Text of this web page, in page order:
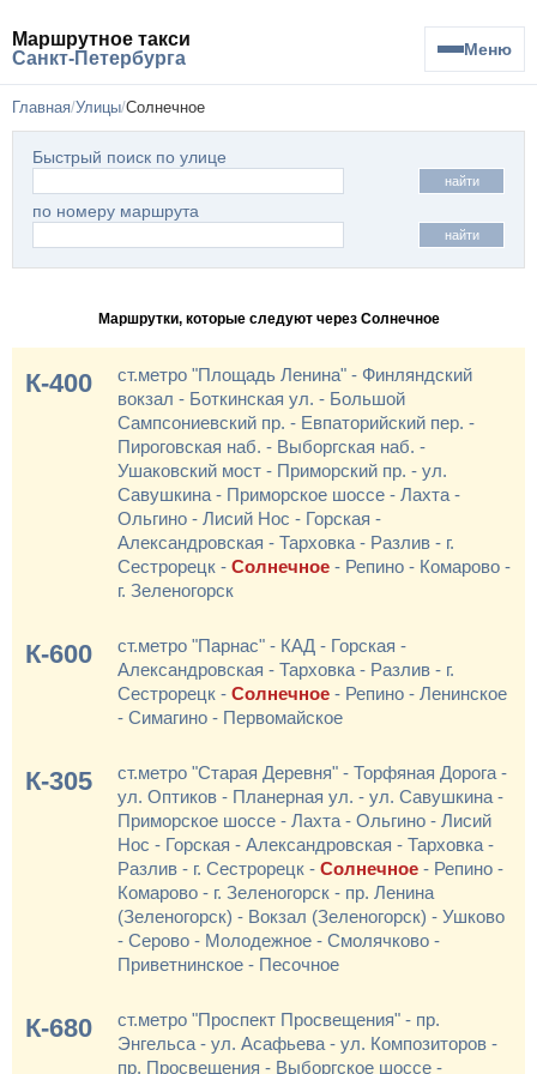
Маршрутное такси
Санкт-Петербурга
Меню
Главная Улицы Солнечное
Быстрый поиск по улице
найти
по номеру маршрута
найти
Маршрутки, которые следуют через Солнечное
К-400
ст.метро "Площадь Ленина" - Финляндский
вокзал - Боткинская ул. - Большой
Сампсониевский пр. - Евпаторийский пер. -
Пироговская наб. - Выборгская наб. -
Ушаковский мост - Приморский пр. - ул.
Савушкина - Приморское шоссе - Лахта -
Ольгино - Лисий Нос - Горская -
Александровская - Тарховка - Разлив - г.
Сестрорецк - Солнечное - Репино - Комарово -
г. Зеленогорск
К-600
ст.метро "Парнас" - КАД - Горская -
Александровская - Тарховка - Разлив - г.
Сестрорецк - Солнечное - Репино - Ленинское
- Симагино - Первомайское
К-305
ст.метро "Старая Деревня" - Торфяная Дорога -
ул. Оптиков - Планерная ул. - ул. Савушкина -
Приморское шоссе - Лахта - Ольгино - Лисий
Нос - Горская - Александровская - Тарховка -
Разлив - г. Сестрорецк - Солнечное - Репино -
Комарово - г. Зеленогорск - пр. Ленина
(Зеленогорск) - Вокзал (Зеленогорск) - Ушково
- Серово - Молодежное - Смолячково -
Приветнинское - Песочное
К-680
ст.метро "Проспект Просвещения" - пр.
Энгельса - ул. Асафьева - ул. Композиторов -
пр. Просвещения - Выборгское шоссе -